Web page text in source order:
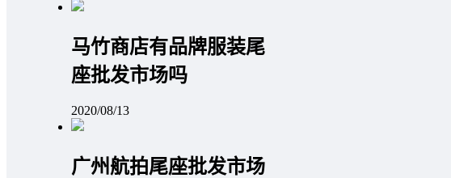
马竹商店有品牌服装尾
座批发市场吗
2020/08/13
广州航拍尾座批发市场